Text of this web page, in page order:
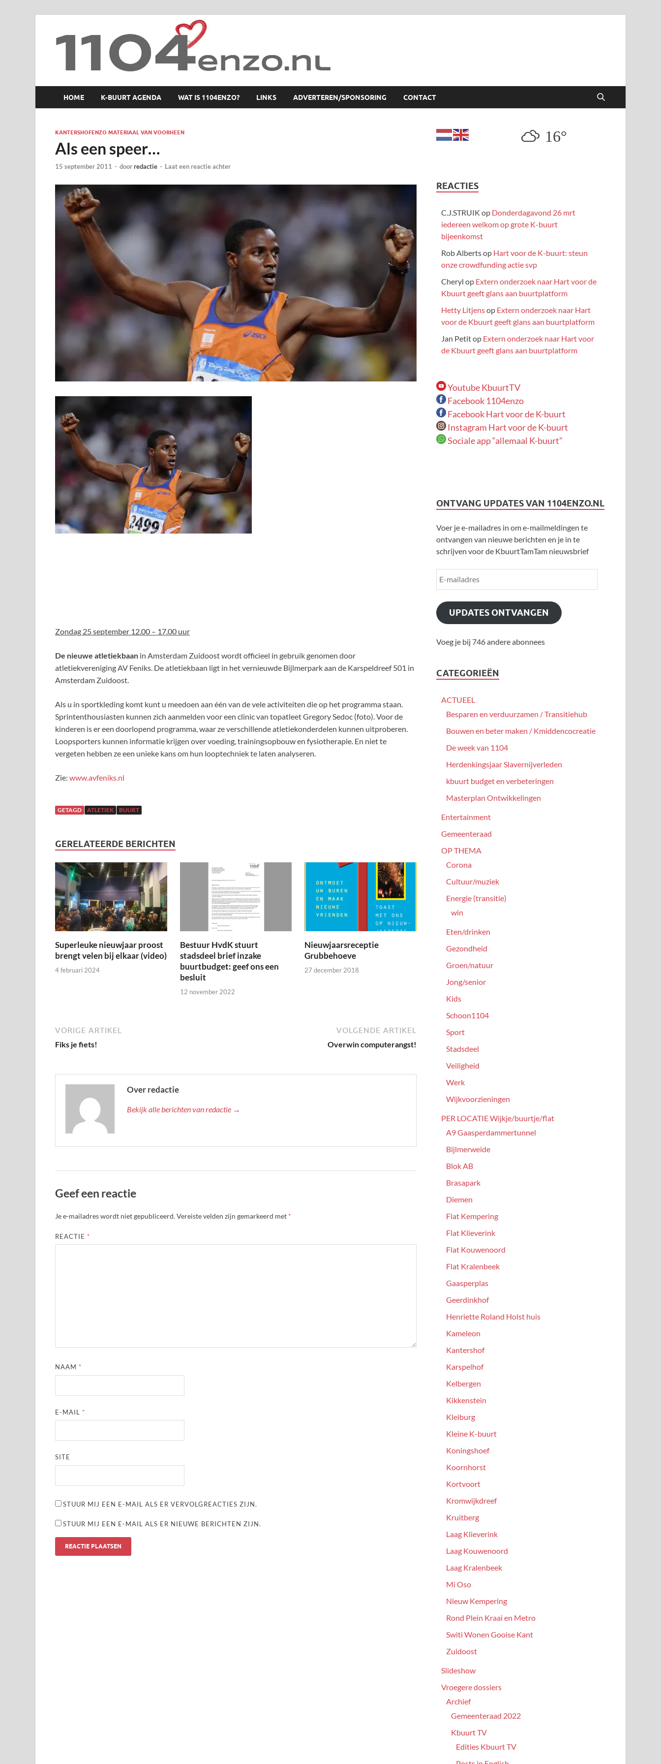
1104 en zo
HOME K-BUURT AGENDA WAT IS 1104ENZO? LINKS ADVERTEREN/SPONSORING CONTACT
KANTERSHOFENZO MATERIAAL VAN VOORHEEN
Als een speer…
15 september 2011 - doorredactie - Laat een reactie achter
Zondag 25 september 12.00 – 17.00 uur
De nieuwe atletiekbaan in Amsterdam Zuidoost wordt officieel in gebruik genomen door
atletiekvereniging AV Feniks. De atletiekbaan ligt in het vernieuwde Bijlmerpark aan de Karspeldreef 501 in
Amsterdam Zuidoost.
Als u in sportkleding komt kunt u meedoen aan één van de vele activiteiten die op het programma staan.
Sprintenthousiasten kunnen zich aanmelden voor een clinic van topatleet Gregory Sedoc (foto). Voor de
kinderen is er een doorlopend programma, waar ze verschillende atletiekonderdelen kunnen uitproberen.
Loopsporters kunnen informatie krijgen over voeding, trainingsopbouw en fysiotherapie. En niet te
vergeten hebben ze een unieke kans om hun looptechniek te laten analyseren.
Zie: www.avfeniks.nl
GETAGD ATLETIEK BUURT
GERELATEERDE BERICHTEN
Superleuke nieuwjaar proost
brengt velen bij elkaar (video)
4 februari 2024
Bestuur HvdK stuurt
stadsdeel brief inzake
buurtbudget: geef ons een
besluit
12 november 2022
Nieuwjaarsreceptie
Grubbehoeve
27 december 2018
VORIGE ARTIKEL
Fiks je fiets!
VOLGENDE ARTIKEL
Overwin computerangst!
Over redactie
Bekijk alle berichten van redactie →
Geef een reactie
Je e-mailadres wordt niet gepubliceerd.Vereiste velden zijn gemarkeerd met *
REACTIE *
NAAM *
E-MAIL *
SITE
STUUR MIJ EEN E-MAIL ALS ER VERVOLGREACTIES ZIJN.
STUUR MIJ EEN E-MAIL ALS ER NIEUWE BERICHTEN ZIJN.
16°
REACTIES
C.J.STRUIK op Donderdagavond 26 mrt
iedereen welkom op grote K-buurt
bijeenkomst
Rob Albertsop Hart voor de K-buurt: steun
onze crowdfunding actie svp
Cheryl op Extern onderzoek naar Hart voor de
Kbuurt geeft glans aan buurtplatform
Hetty Litjensop Extern onderzoek naar Hart
voor de Kbuurt geeft glans aan buurtplatform
Jan Petitop Extern onderzoek naar Hart voor
de Kbuurt geeft glans aan buurtplatform
Youtube KbuurtTV
Facebook 1104enzo
Facebook Hart voor de K-buurt
Instagram Hart voor de K-buurt
Sociale app “allemaal K-buurt”
ONTVANG UPDATES VAN 1104ENZO.NL
Voer je e-mailadres in om e-mailmeldingen te
ontvangen van nieuwe berichten en je in te
schrijven voor de KbuurtTamTam nieuwsbrief
UPDATES ONTVANGEN
Voeg je bij 746 andere abonnees
CATEGORIEËN
ACTUEEL
Besparen en verduurzamen / Transitiehub
Bouwen en beter maken / Kmiddencocreatie
De week van 1104
Herdenkingsjaar Slavernijverleden
kbuurt budget en verbeteringen
Masterplan Ontwikkelingen
Entertainment
Gemeenteraad
OP THEMA
Corona
Cultuur/muziek
Energie (transitie)
win
Eten/drinken
Gezondheid
Groen/natuur
Jong/senior
Kids
Schoon1104
Sport
Stadsdeel
Veiligheid
Werk
Wijkvoorzieningen
PER LOCATIE Wijkje/buurtje/flat
A9 Gaasperdammertunnel
Bijlmerweide
Blok AB
Brasapark
Diemen
Flat Kempering
Flat Klieverink
Flat Kouwenoord
Flat Kralenbeek
Gaasperplas
Geerdinkhof
Henriette Roland Holst huis
Kameleon
Kantershof
Karspelhof
Kelbergen
Kikkenstein
Kleiburg
Kleine K-buurt
Koningshoef
Koornhorst
Kortvoort
Kromwijkdreef
Kruitberg
Laag Klieverink
Laag Kouwenoord
Laag Kralenbeek
Mi Oso
Nieuw Kempering
Rond Plein Kraai en Metro
Switi Wonen Gooise Kant
Zuidoost
Slideshow
Vroegere dossiers
Archief
Gemeenteraad 2022
Kbuurt TV
Edities Kbuurt TV